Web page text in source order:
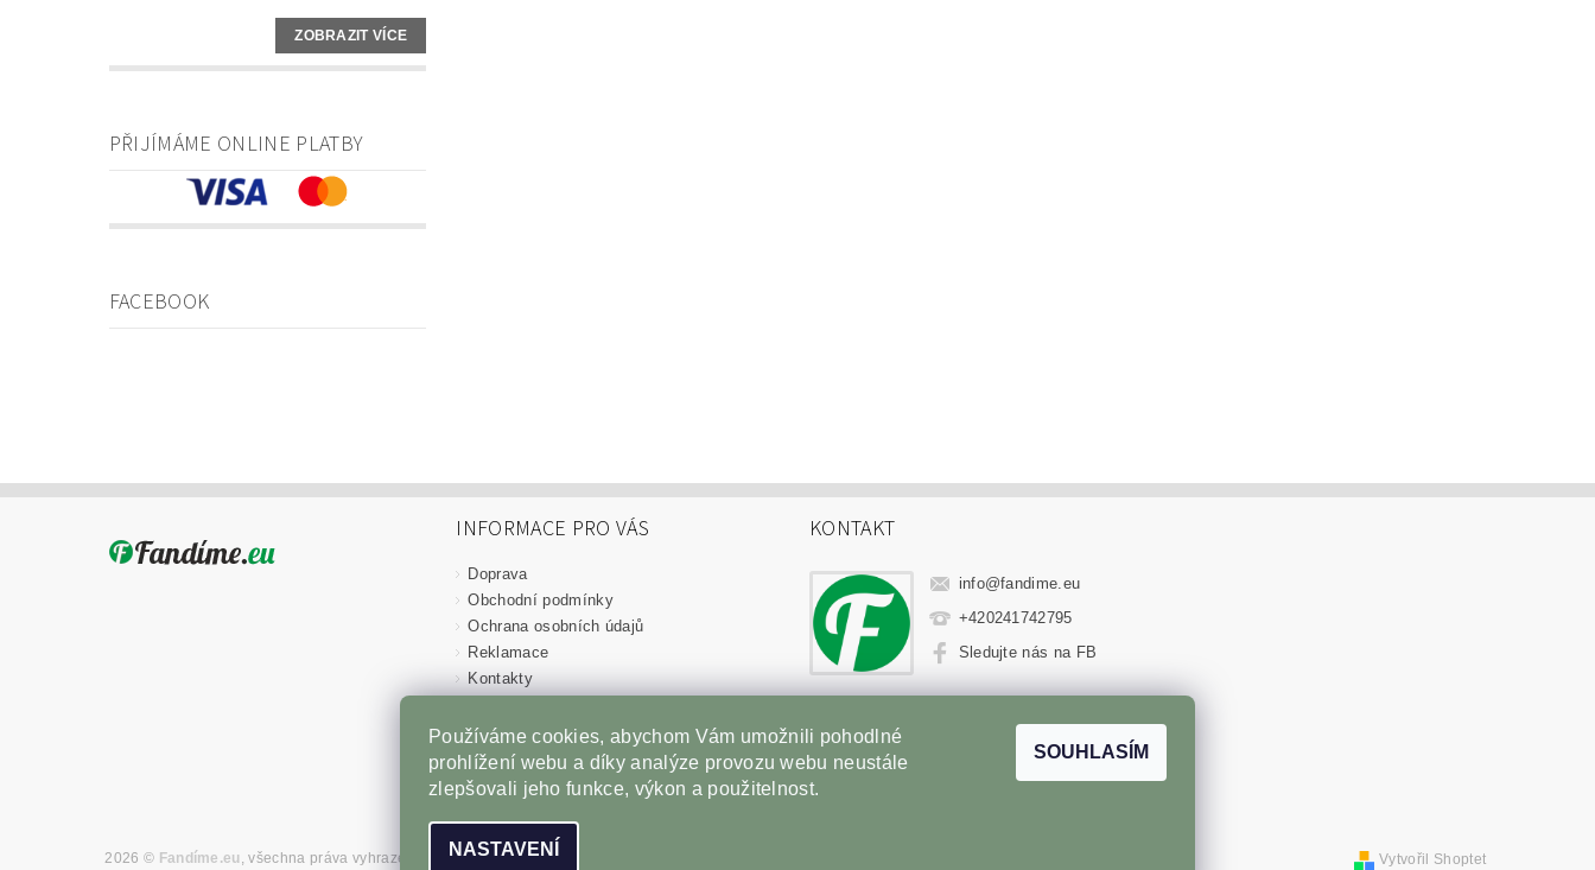
ZOBRAZIT VÍCE
PŘIJÍMÁME ONLINE PLATBY
FACEBOOK
INFORMACE PRO VÁS
Doprava
Obchodní podmínky
Ochrana osobních údajů
Reklamace
Kontakty
Novinky
KONTAKT
info@fandime.eu
+420241742795
Sledujte nás na FB
Sportovní výživa Fitness oblečení Věci z filmů Příslušenství pro Gril
2026 © Fandíme.eu , všechna práva vyhrazena Vytvořil Shoptet
Používáme cookies, abychom Vám umožnili pohodlné
prohlížení webu a díky analýze provozu webu neustále
zlepšovali jeho funkce, výkon a použitelnost.
NASTAVENÍ
SOUHLASÍM